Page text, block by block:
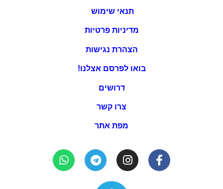
תנאי שימוש
מדיניות פרטיות
הצהרת נגישות
בואו לפרסם אצלנו!
דרושים
צרו קשר
מפת אתר